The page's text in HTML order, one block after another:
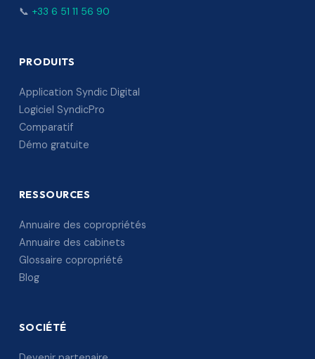
📞 +33 6 51 11 56 90
PRODUITS
Application Syndic Digital
Logiciel SyndicPro
Comparatif
Démo gratuite
RESSOURCES
Annuaire des copropriétés
Annuaire des cabinets
Glossaire copropriété
Blog
SOCIÉTÉ